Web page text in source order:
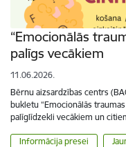
“Emocionālās
palīgs vecākiem
11.06.2026.
Bērnu aizsardzības centrs
bukletu “Emocionālās
palīglīdzekli vecākiem un
Informācija presei